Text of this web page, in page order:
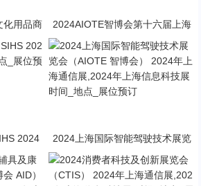
化用品商
2024年
海办公
具展,20
_地点_
2024AIOTE智博会第十六届上海
国际智慧城市、物联网、大数据博
览会 2024年上海通信展,2024年
上海信息科技展 时间_地点_展位
预订
2024
展位预
2024上海国际智能驾驶技术展览
会（AIOTE 智博会） 2024年上海
通信展,2024年上海信息科技展 时
间_地点_展位预订